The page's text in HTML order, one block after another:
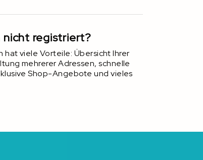
nicht registriert?
hat viele Vorteile: Übersicht Ihrer
mehrerer Adressen, schnelle
Shop-Angebote und vieles